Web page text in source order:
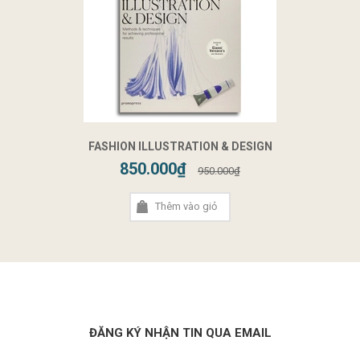
FASHION ILLUSTRATION & DESIGN
850.000₫ 950.000₫
Thêm vào giỏ
ĐĂNG KÝ NHẬN TIN QUA EMAIL